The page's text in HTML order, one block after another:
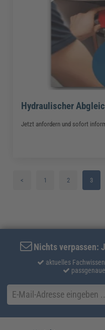
Hydraulischer
Jetzt anfordern und sofort
< 1 2 3
Nichts verpassen:
aktuelles Fachwissen